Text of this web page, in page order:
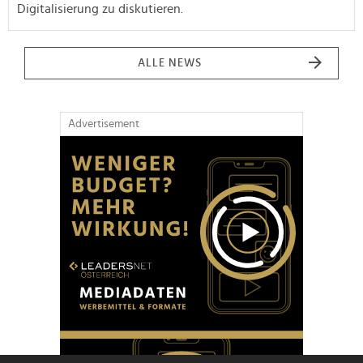
Digitalisierung zu diskutieren.
ALLE NEWS
Advertisement